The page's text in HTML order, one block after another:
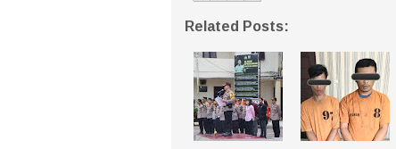
Related Posts: